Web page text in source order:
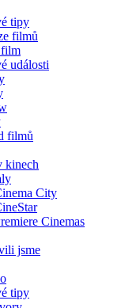
tipy
filmů
události
filmů
kinech
City
Cinemas
jsme
tipy